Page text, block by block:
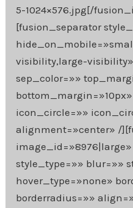
5-1024×576.jpg[/
[fusion_separator
visibility,large-
sep_color=»»
icon_circle=»»
alignment=»center» /
style_type=»» blur=»»
hover_type=»none»
borderradius=»»